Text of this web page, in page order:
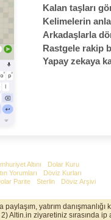
Kalan taşları
Kelimelerin
Arkadaşlarla
Rastgele rakip
Yapay zekaya
Altını
Dolar Kuru
Yorumları
Döviz Kurları
Parite Sterlin Döviz Arşivi
yatırım danışmanlığı
ziyaretiniz sırasında ip